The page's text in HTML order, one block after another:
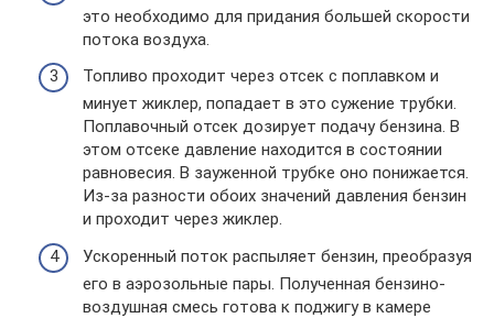
это необходимо для придания большей скорости
потока воздуха.
Топливо проходит через отсек с поплавком и
минует жиклер, попадает в это сужение трубки.
Поплавочный отсек дозирует подачу бензина. В
этом отсеке давление находится в состоянии
равновесия. В зауженной трубке оно понижается.
Из-за разности обоих значений давления бензин
и проходит через жиклер.
Ускоренный поток распыляет бензин, преобразуя
его в аэрозольные пары. Полученная бензино-
воздушная смесь готова к поджигу в камере